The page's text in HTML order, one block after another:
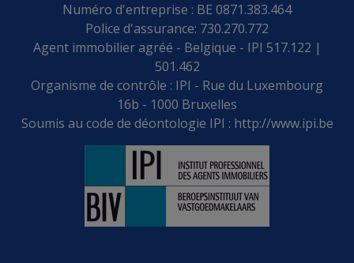
Numéro d'entreprise : BE 0871.383.464
Police d'assurance: 730.270.772
Agent immobilier agréé - Belgique - IPI 517.122 |
501.462
Organisme de contrôle : IPI - Rue du Luxembourg
16b - 1000 Bruxelles
Soumis au code de déontologie IPI : http://www.ipi.be